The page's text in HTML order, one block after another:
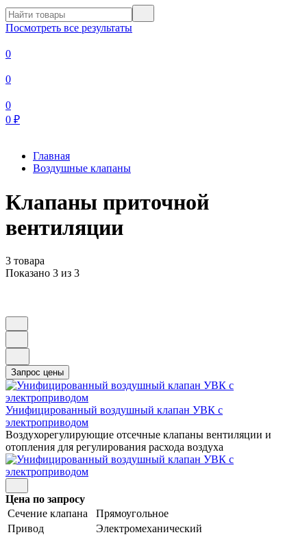
Посмотреть все результаты
0
0
0
0 ₽
Главная
Воздушные клапаны
Клапаны приточной
вентиляции
3 товара
Показано 3 из 3
Унифицированный воздушный клапан УВК с
электроприводом
Воздухорегулирующие отсечные клапаны вентиляции и
отопления для регулирования расхода воздуха
Цена по запросу
Сечение клапана
Прямоугольное
Привод
Электромеханический